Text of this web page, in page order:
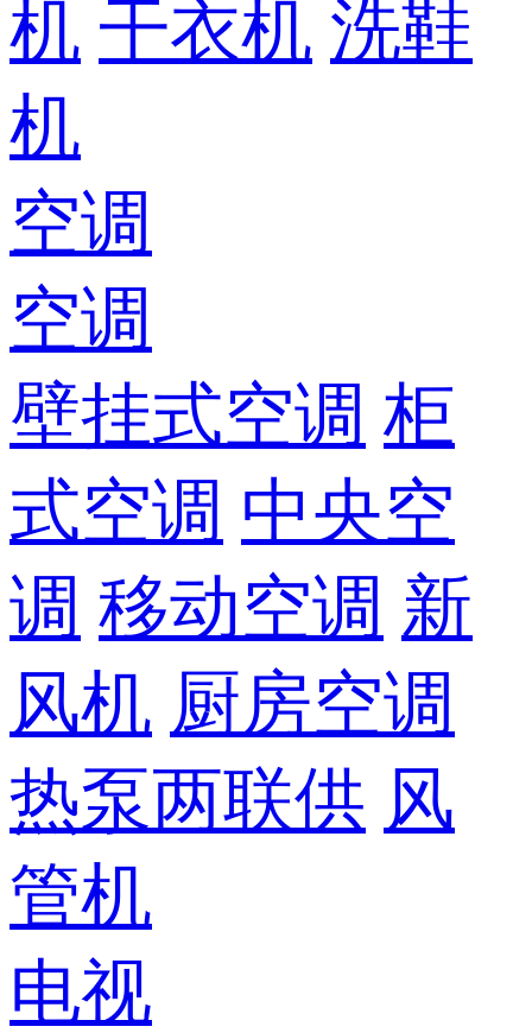
机 干衣机 洗鞋
机
空调
空调
壁挂式空调 柜
式空调 中央空
调 移动空调 新
风机 厨房空调
热泵两联供 风
管机
电视